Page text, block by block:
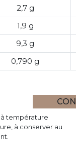
2,7 g
1,9 g
9,3 g
0,790 g
température
à conserver au